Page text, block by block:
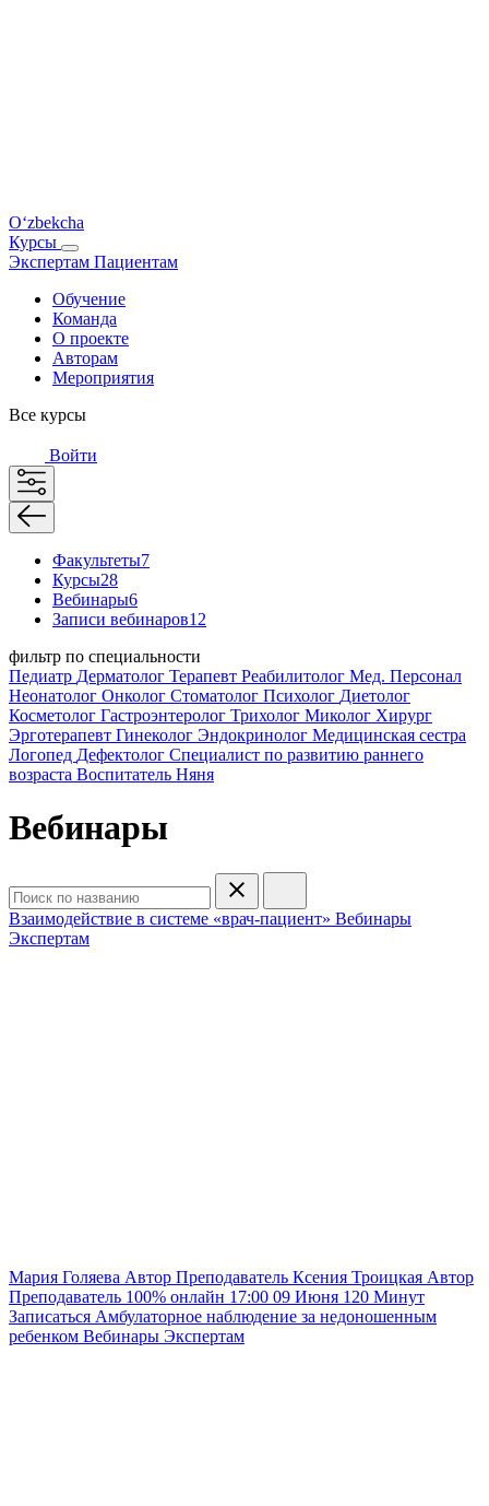
O‘zbekcha
Курсы
Экспертам Пациентам
Обучение
Команда
О проекте
Авторам
Мероприятия
Все курсы
Войти
Факультеты7
Курсы28
Вебинары6
Записи вебинаров12
фильтр по специальности
Педиатр Дерматолог Терапевт Реабилитолог Мед. Персонал
Неонатолог Онколог Стоматолог Психолог Диетолог
Косметолог Гастроэнтеролог Трихолог Миколог Хирург
Эрготерапевт Гинеколог Эндокринолог Медицинская сестра
Логопед Дефектолог Специалист по развитию раннего
возраста Воспитатель Няня
Вебинары
Взаимодействие в системе «врач-пациент» Вебинары
Экспертам
Мария Голяева Автор Преподаватель Ксения Троицкая Автор
Преподаватель 100% онлайн 17:00 09 Июня 120 Минут
Записаться Амбулаторное наблюдение за недоношенным
ребенком Вебинары Экспертам